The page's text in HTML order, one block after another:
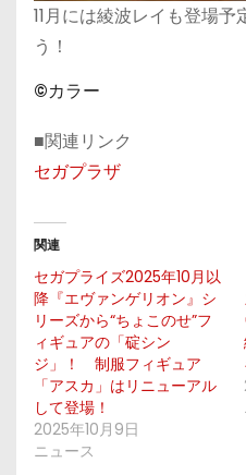
11月には綾波レイも登場
う！
©カラー
■関連リンク
セガプラザ
関連
セガプライズ2025年10月以
降『エヴァンゲリオン』シ
リーズから“ちょこのせ”フ
ィギュアの「碇シン
ジ」！ 制服フィギュア
「アスカ」はリニューアル
して登場！
2025年10月9日
ニュース